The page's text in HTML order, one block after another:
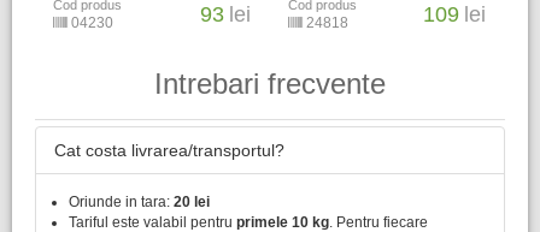
Cod produs
04230 93 lei Cod produs
24818 109 lei
Intrebari frecvente
Cat costa livrarea/transportul?
Oriunde in tara: 20 lei
Tariful este valabil pentru primele 10 kg . Pentru fiecare